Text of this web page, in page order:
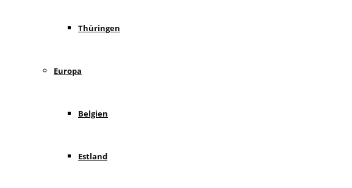
Thüringen
Europa
Belgien
Estland